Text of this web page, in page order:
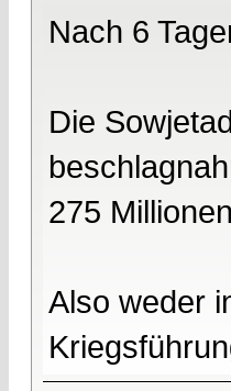
Nach 6
Die
275
Also weder